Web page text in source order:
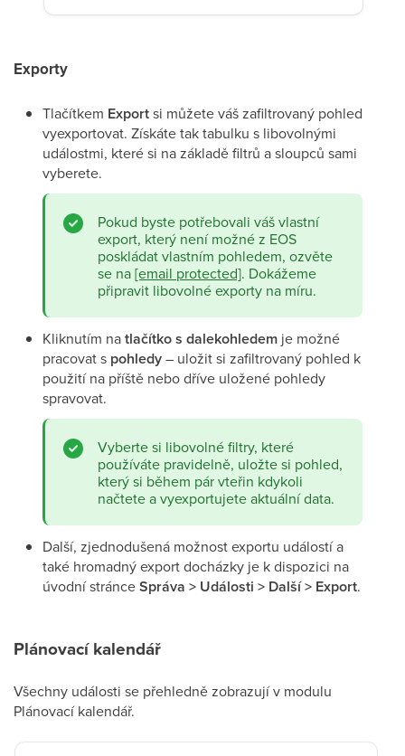
Exporty
Tlačítkem Exportsi můžete váš zafiltrovaný pohled
vyexportovat. Získáte tak tabulku s libovolnými
událostmi, které si na základě filtrů a sloupců sami
vyberete.
Pokud byste potřebovali váš vlastní
export, který není možné z EOS
poskládat vlastním pohledem, ozvěte
se na[email protected]. Dokážeme
připravit libovolné exporty na míru.
Kliknutím natlačítko s dalekohledem je možné
pracovat s pohledy– uložit si zafiltrovaný pohled k
použití na příště nebo dříve uložené pohledy
spravovat.
Vyberte si libovolné filtry, které
používáte pravidelně, uložte si pohled,
který si během pár vteřin kdykoli
načtete a vyexportujete aktuální data.
Další, zjednodušená možnost exportu událostí a
také hromadný export docházky je k dispozici na
úvodní stránceSpráva > Události > Další > Export.
Plánovací kalendář
Všechny události se přehledně zobrazují v modulu
Plánovací kalendář.